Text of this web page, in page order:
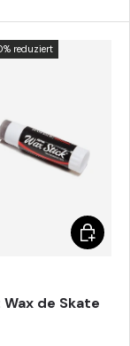
reduziert
de Skate